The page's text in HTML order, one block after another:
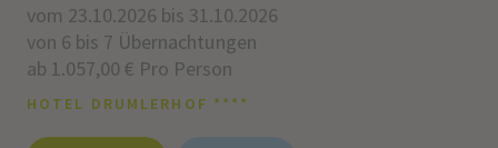
vom 23.10.2026 bis 31.10.2026
von 6 bis 7 Übernachtungen
ab 1.057,00 € Pro Person
HOTEL DRUMLERHOF ****